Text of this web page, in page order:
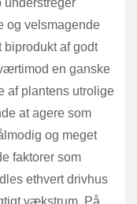
understreger
og velsmagende
biprodukt af godt
en ganske
af plantens utrolige
at agere som
og meget
faktorer som
ethvert drivhus
vækstrum. På